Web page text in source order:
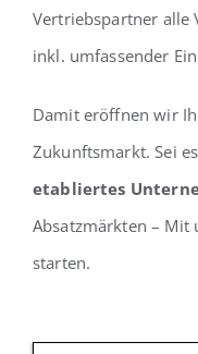
Vertriebspartner alle
inkl. umfassender
Damit eröffnen wir
Zukunftsmarkt. Sei
etabliertes
Absatzmärkten – Mit
starten.